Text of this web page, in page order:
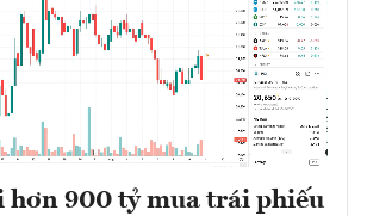
hơn 900 tỷ mua trái phiếu